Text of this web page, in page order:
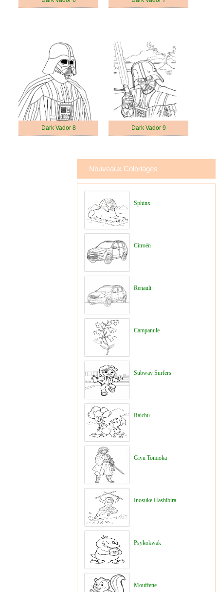
Dark Vador 8 Dark Vador 9
Nouveaux Coloriages
Sphinx
Citroën
Renault
Campanule
Subway Surfers
Raichu
Giyu Tomioka
Inosuke Hashibira
Psykokwak
Mouffette